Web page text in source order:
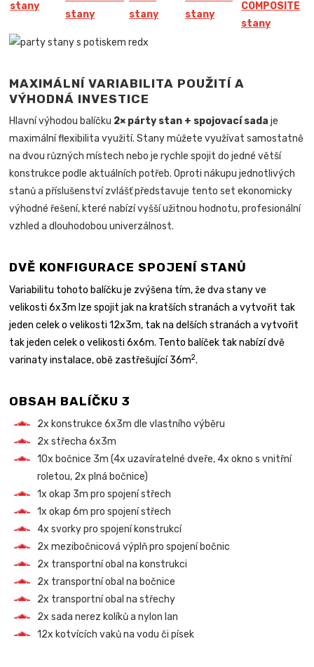
stany
stany
stany
stany
COMPOSITE
stany
MAXIMÁLNÍ VARIABILITA POUŽITÍ A
VÝHODNÁ INVESTICE
Hlavní výhodou balíčku 2× párty stan + spojovací sada je
maximální flexibilita využití. Stany můžete využívat samostatně
na dvou různých místech nebo je rychle spojit do jedné větší
konstrukce podle aktuálních potřeb. Oproti nákupu jednotlivých
stanů a příslušenství zvlášť představuje tento set ekonomicky
výhodné řešení, které nabízí vyšší užitnou hodnotu, profesionální
vzhled a dlouhodobou univerzálnost.
DVĚ KONFIGURACE SPOJENÍ STANŮ
Variabilitu tohoto balíčku je zvýšena tím, že dva stany ve
velikosti 6x3m lze spojit jak na kratších stranách a vytvořit tak
jeden celek o velikosti 12x3m, tak na delších stranách a vytvořit
tak jeden celek o velikosti 6x6m. Tento balíček tak nabízí dvě
varinaty instalace, obě zastřešující 36m2.
OBSAH BALÍČKU 3
2x konstrukce 6x3m dle vlastního výběru
2x střecha 6x3m
10x bočnice 3m (4x uzavíratelné dveře, 4x okno s vnitřní
roletou, 2x plná bočnice)
1x okap 3m pro spojení střech
1x okap 6m pro spojení střech
4x svorky pro spojení konstrukcí
2x mezibočnicová výplň pro spojení bočnic
2x transportní obal na konstrukci
2x transportní obal na bočnice
2x transportní obal na střechy
2x sada nerez kolíků a nylon lan
12x kotvících vaků na vodu či písek